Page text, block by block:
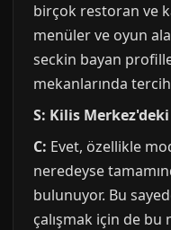
birçok restoran ve
menüler ve oyun
seckin bayan
mekanlarında
S: Kilis
C: Evet, özellikle
neredeyse
bulunuyor. Bu
çalışmak için de